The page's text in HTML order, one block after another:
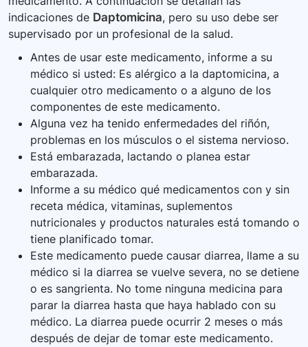
indicaciones de Daptomicina, pero su uso debe ser
supervisado por un profesional de la salud.
Antes de usar este medicamento, informe a su
médico si usted: Es alérgico a la daptomicina, a
cualquier otro medicamento o a alguno de los
componentes de este medicamento.
Alguna vez ha tenido enfermedades del riñón,
problemas en los músculos o el sistema nervioso.
Está embarazada, lactando o planea estar
embarazada.
Informe a su médico qué medicamentos con y sin
receta médica, vitaminas, suplementos
nutricionales y productos naturales está tomando o
tiene planificado tomar.
Este medicamento puede causar diarrea, llame a su
médico si la diarrea se vuelve severa, no se detiene
o es sangrienta. No tome ninguna medicina para
parar la diarrea hasta que haya hablado con su
médico. La diarrea puede ocurrir 2 meses o más
después de dejar de tomar este medicamento.